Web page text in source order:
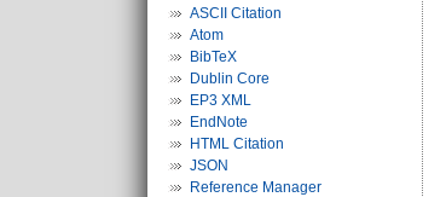
ASCII Citation
Atom
BibTeX
Dublin Core
EP3 XML
EndNote
HTML Citation
JSON
Reference Manager